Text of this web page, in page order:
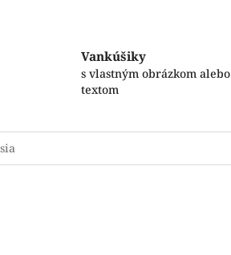
Vankúšiky
s vlastným obrázkom alebo
textom